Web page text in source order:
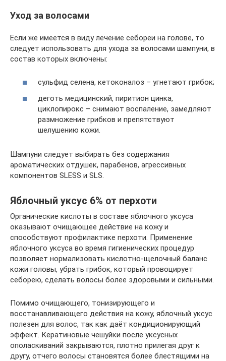
Уход за волосами
Если же имеется в виду лечение себореи на голове, то
следует использовать для ухода за волосами шампуни, в
состав которых включены:
сульфид селена, кетоконалоз – угнетают грибок;
деготь медицинский, пиритион цинка,
циклопирокс – снимают воспаление, замедляют
размножение грибков и препятствуют
шелушению кожи.
Шампуни следует выбирать без содержания
ароматических отдушек, парабенов, агрессивных
компонентов SLESS и SLS.
Яблочный уксус 6% от перхоти
Органические кислоты в составе яблочного уксуса
оказывают очищающее действие на кожу и
способствуют профилактике перхоти. Применение
яблочного уксуса во время гигиенических процедур
позволяет нормализовать кислотно-щелочный баланс
кожи головы, убрать грибок, который провоцирует
себорею, сделать волосы более здоровыми и сильными.
Помимо очищающего, тонизирующего и
восстанавливающего действия на кожу, яблочный уксус
полезен для волос, так как даёт кондиционирующий
эффект. Кератиновые чешуйки после уксусных
ополаскиваний закрываются, плотно прилегая друг к
другу, отчего волосы становятся более блестящими на